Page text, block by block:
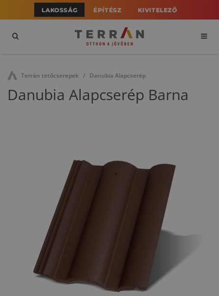
LAKOSSÁG ÉPÍTÉSZ KIVITELEZŐ
Terrán tetőcserepek Danubia Alapcserép
Danubia Alapcserép Barna